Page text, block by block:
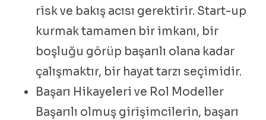
risk ve bakış acısı gerektirir. Start-up
kurmak tamamen bir imkanı, bir
boşluğu görüp başarılı olana kadar
çalışmaktır, bir hayat tarzı seçimidir.
Başarı Hikayeleri ve Rol Modeller
Başarılı olmuş girişimcilerin, başarı